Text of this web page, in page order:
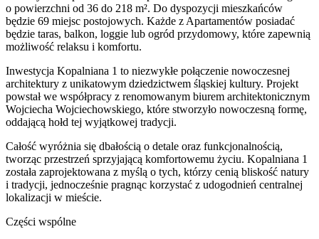
o powierzchni od 36 do 218 m². Do dyspozycji mieszkańców
będzie 69 miejsc postojowych. Każde z Apartamentów posiadać
będzie taras, balkon, loggie lub ogród przydomowy, które zapewnią
możliwość relaksu i komfortu.
Inwestycja Kopalniana 1 to niezwykłe połączenie nowoczesnej
architektury z unikatowym dziedzictwem śląskiej kultury. Projekt
powstał we współpracy z renomowanym biurem architektonicznym
Wojciecha Wojciechowskiego, które stworzyło nowoczesną formę,
oddającą hołd tej wyjątkowej tradycji.
Całość wyróżnia się dbałością o detale oraz funkcjonalnością,
tworząc przestrzeń sprzyjającą komfortowemu życiu. Kopalniana 1
została zaprojektowana z myślą o tych, którzy cenią bliskość natury
i tradycji, jednocześnie pragnąc korzystać z udogodnień centralnej
lokalizacji w mieście.
Części wspólne